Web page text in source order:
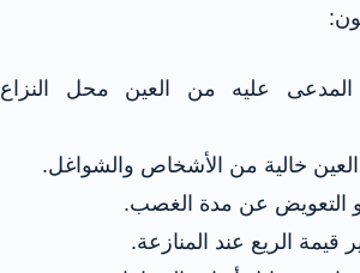
عليه من العين محل النزاع
العين خالية من الأشخاص والشواغل.
أو التعويض عن مدة الغصب.
قيمة الريع عند المنازعة.